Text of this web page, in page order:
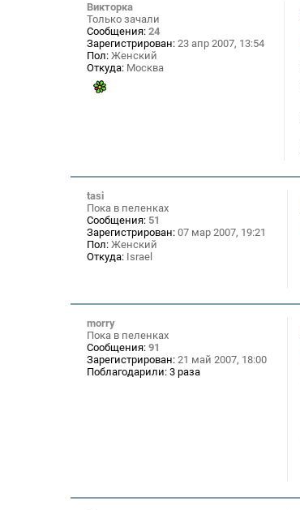
Викторка
Только зачали
Сообщения: 24
Зарегистрирован: 23 апр 2007, 13:54
Пол: Женский
Откуда: Москва
tasi
Пока в пеленках
Сообщения: 51
Зарегистрирован: 07 мар 2007, 19:21
Пол: Женский
Откуда: Israel
morry
Пока в пеленках
Сообщения: 91
Зарегистрирован: 21 май 2007, 18:00
Поблагодарили: 3 раза